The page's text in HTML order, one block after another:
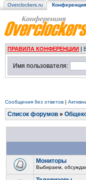
Overclockers.ru Конференция
ПРАВИЛА КОНФЕРЕНЦИИ |
Имя пользователя:
Сообщения без ответов |
Список форумов »
Мониторы
Выбираем,